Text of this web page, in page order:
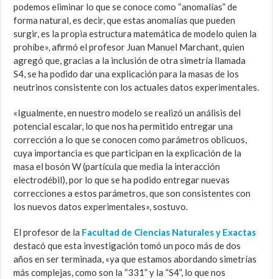
podemos eliminar lo que se conoce como “anomalías” de
forma natural, es decir, que estas anomalías que pueden
surgir, es la propia estructura matemática de modelo quien la
prohíbe», afirmó el profesor Juan Manuel Marchant, quien
agregó que, gracias a la inclusión de otra simetría llamada
S4, se ha podido dar una explicación para la masas de los
neutrinos consistente con los actuales datos experimentales.
«Igualmente, en nuestro modelo se realizó un análisis del
potencial escalar, lo que nos ha permitido entregar una
corrección a lo que se conocen como parámetros oblicuos,
cuya importancia es que participan en la explicación de la
masa el bosón W (partícula que media la interacción
electrodébil), por lo que se ha podido entregar nuevas
correcciones a estos parámetros, que son consistentes con
los nuevos datos experimentales», sostuvo.
El profesor de la Facultad de Ciencias Naturales y Exactas
destacó que esta investigación tomó un poco más de dos
años en ser terminada, «ya que estamos abordando simetrías
más complejas, como son la “331” y la “S4”, lo que nos